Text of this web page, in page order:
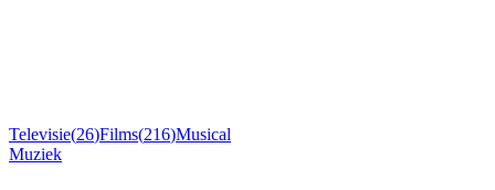
Televisie(26)Films(216)Musical
Muziek